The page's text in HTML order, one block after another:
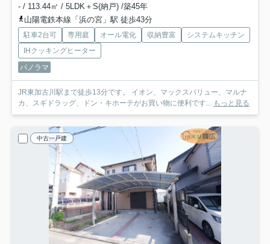
- / 113.44㎡ / 5LDK＋S(納戸) /築45年
山陽電鉄本線「浜の宮」駅 徒歩43分
駐車2台可 専用庭 オール電化 収納豊富
システムキッチン
IHクッキングヒーター
パノラマ
JR東加古川駅まで徒歩13分です。 イオン、マックスバリュー、マルナ
カ、スギドラッグ、ドン・キホーテがお買い物に便利です...
もっと見る
中古一戸建